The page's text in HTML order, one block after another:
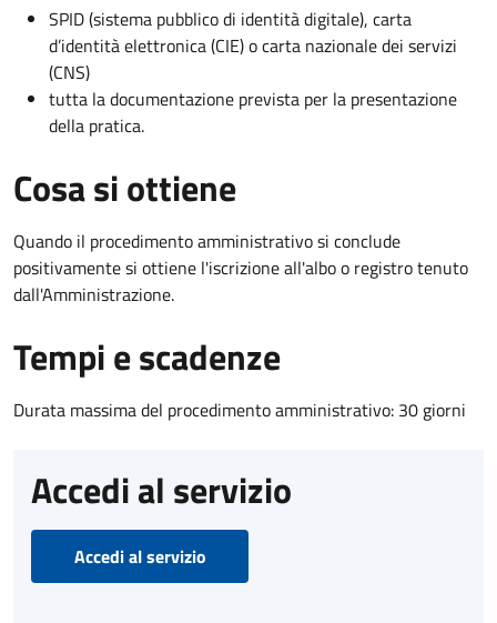
SPID (sistema pubblico di identità digitale), carta
d’identità elettronica (CIE) o carta nazionale dei servizi
(CNS)
tutta la documentazione prevista per la presentazione
della pratica.
Cosa si ottiene
Quando il procedimento amministrativo si conclude
positivamente si ottiene l'iscrizione all'albo o registro tenuto
dall'Amministrazione.
Tempi e scadenze
Durata massima del procedimento amministrativo: 30 giorni
Accedi al servizio
Accedi al servizio